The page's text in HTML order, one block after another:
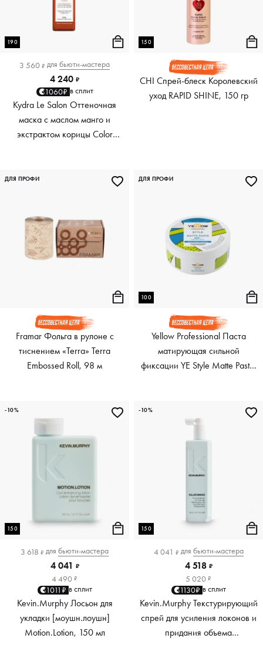
190
3 560 ₽ для бьюти-мастера
4 240 ₽
1060₽ в сплит
Kydra Le Salon Оттеночная
маска с маслом манго и
экстрактом корицы Color
150
CHI Спрей-блеск Королевский
уход RAPID SHINE, 150 гр
Framar Фольга в рулоне с
тиснением «Terra» Terra
Embossed Roll, 98 м
ДЛЯ ПРОФИ
100
Yellow Professional Паста
матирующая сильной
фиксации YE Style Matte Paste,
ДЛЯ ПРОФИ
150
3 618 ₽ для бьюти-мастера
4 041 ₽
4 490 ₽
1011₽ в сплит
Kevin.Murphy Лосьон для
укладки [моушн.лоушн]
Motion.Lotion, 150 мл
-10%
150
4 041 ₽ для бьюти-мастера
4 518 ₽
5 020 ₽
1130₽ в сплит
Kevin.Murphy Текстурирующий
спрей для усиления локонов и
придания объема
-10%